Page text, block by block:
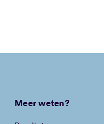
Meer weten?